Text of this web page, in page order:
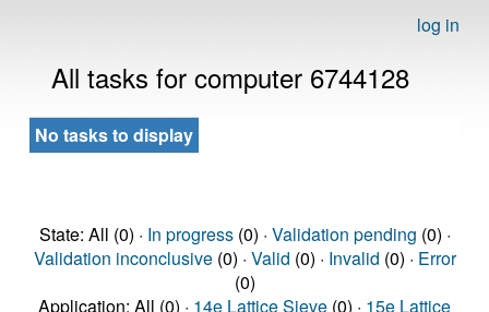
log in
All tasks for computer 6744128
No tasks to display
State: All (0) · In progress(0) · Validation pending (0) ·
Validation inconclusive(0) · Valid (0) · Invalid (0) · Error
(0)
Application: All (0) · 14e Lattice Sieve (0) · 15e Lattice